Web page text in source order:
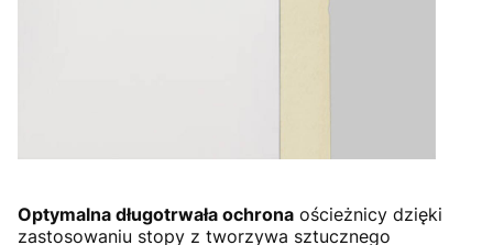
Optymalna długotrwała ochrona ościeżnicy dzięki
zastosowaniu stopy z tworzywa sztucznego